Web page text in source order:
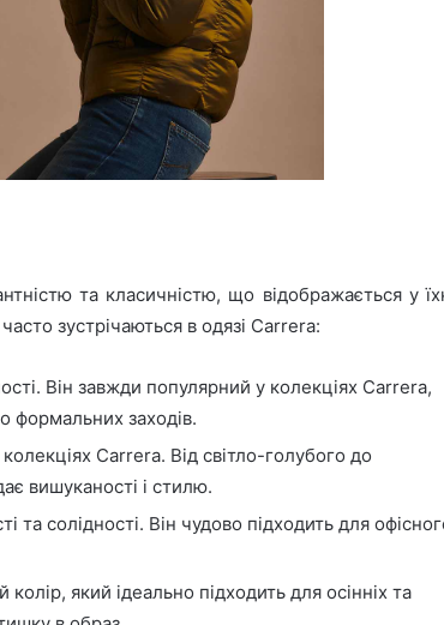
та класичністю, що відображається у
зустрічаються в одязі Carrera:
Він завжди популярний у колекціях Carrera,
формальних заходів.
Carrera. Від світло-голубого до
вишуканості і стилю.
солідності. Він чудово підходить для
який ідеально підходить для осінніх та